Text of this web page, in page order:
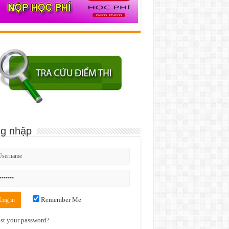
nhập
Remember Me
your password?